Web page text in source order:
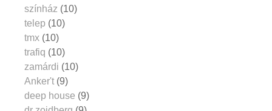
színház (10)
telep (10)
tmx (10)
trafiq (10)
zamárdi (10)
Anker't (9)
deep house (9)